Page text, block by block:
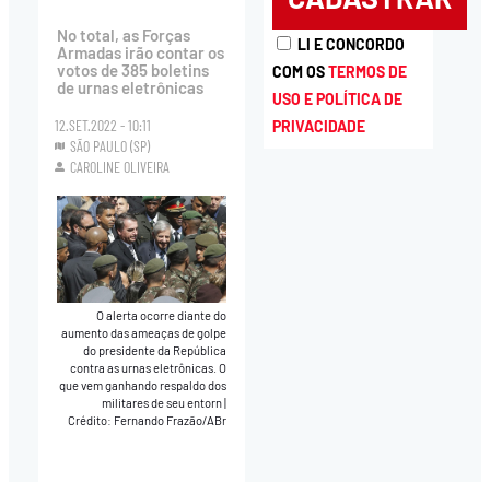
No total, as Forças
Armadas irão contar os
votos de 385 boletins
de urnas eletrônicas
12.SET.2022 - 10:11
SÃO PAULO (SP)
CAROLINE OLIVEIRA
O alerta ocorre diante do
aumento das ameaças de golpe
do presidente da República
contra as urnas eletrônicas. O
que vem ganhando respaldo dos
militares de seu entorn|
Crédito: Fernando Frazão/ABr
LI E CONCORDO
COM OSTERMOS DE
USO E POLÍTICA DE
PRIVACIDADE